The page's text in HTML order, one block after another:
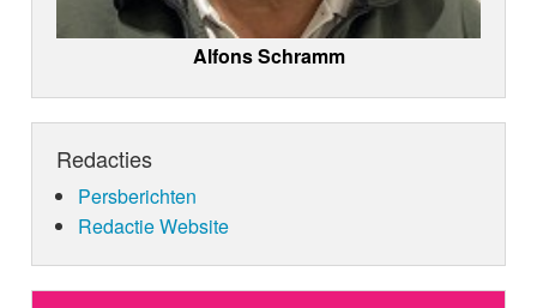
Alfons Schramm
Redacties
Persberichten
Redactie Website